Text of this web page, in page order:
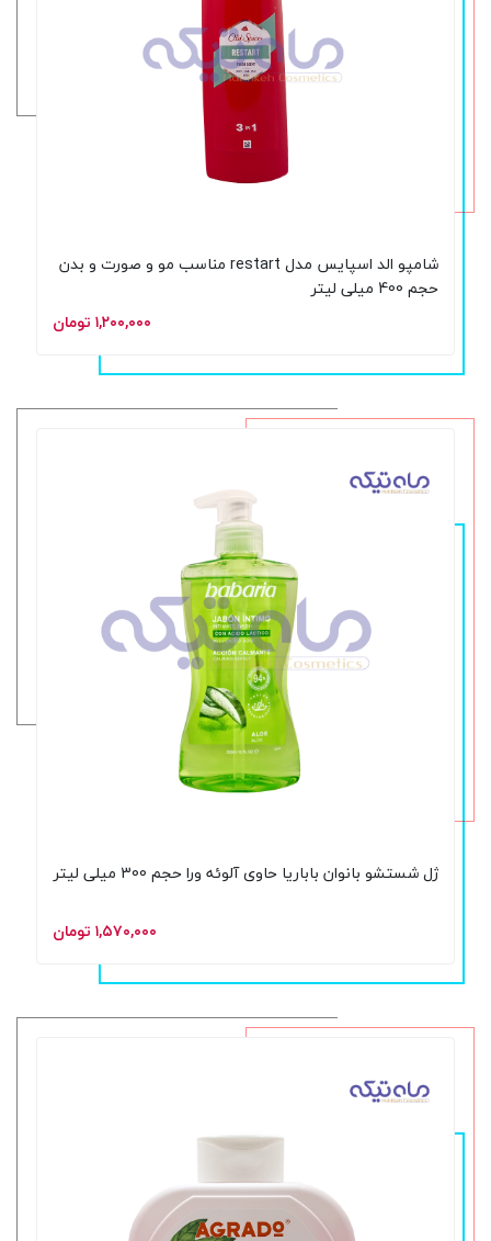
شامپو الد اسپایس مدل restart مناسب مو و صورت و بدن
حجم 400 میلی لیتر
۱,۲۰۰,۰۰۰ تومان
ژل شستشو بانوان باباریا حاوی آلوئه ورا حجم 300 میلی لیتر
۱,۵۷۰,۰۰۰ تومان